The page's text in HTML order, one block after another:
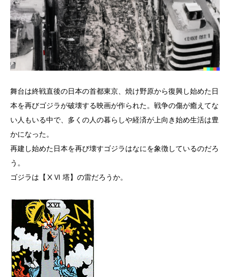
舞台は終戦直後の日本の首都東京、焼け野原から復興し始めた日
本を再びゴジラが破壊する映画が作られた。戦争の傷が癒えてな
い人もいる中で、多くの人の暮らしや経済が上向き始め生活は豊
かになった。
再建し始めた日本を再び壊すゴジラはなにを象徴しているのだろ
う。
ゴジラは【ⅩⅥ 塔】の雷だろうか。